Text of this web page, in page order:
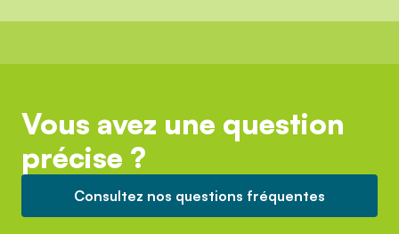
Vous avez une question
précise ?
Consultez nos questions fréquentes